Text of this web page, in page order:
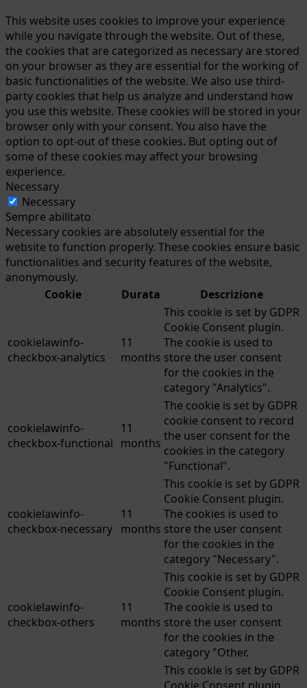
This website uses cookies to improve your experience
while you navigate through the website. Out of these,
the cookies that are categorized as necessary are stored
on your browser as they are essential for the working of
basic functionalities of the website. We also use third-
party cookies that help us analyze and understand how
you use this website. These cookies will be stored in your
browser only with your consent. You also have the
option to opt-out of these cookies. But opting out of
some of these cookies may affect your browsing
experience.
Necessary
Necessary
Sempre abilitato
Necessary cookies are absolutely essential for the
website to function properly. These cookies ensure basic
functionalities and security features of the website,
anonymously.
Cookie
Durata Descrizione
cookielawinfo-
checkbox-analytics
11
months
This cookie is set by GDPR
Cookie Consent plugin.
The cookie is used to
store the user consent
for the cookies in the
category "Analytics".
cookielawinfo-
checkbox-functional
11
months
The cookie is set by GDPR
cookie consent to record
the user consent for the
cookies in the category
"Functional".
cookielawinfo-
checkbox-necessary
11
months
This cookie is set by GDPR
Cookie Consent plugin.
The cookies is used to
store the user consent
for the cookies in the
category "Necessary".
cookielawinfo-
checkbox-others
11
months
This cookie is set by GDPR
Cookie Consent plugin.
The cookie is used to
store the user consent
for the cookies in the
category "Other.
This cookie is set by GDPR